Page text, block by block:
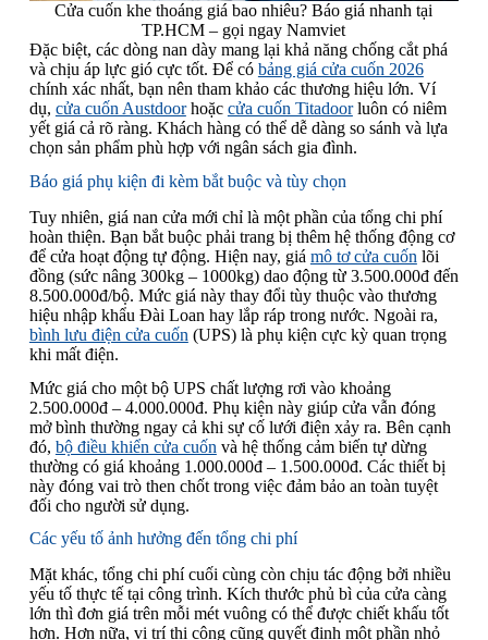
Cửa cuốn khe thoáng giá bao nhiêu? Báo giá nhanh tại
TP.HCM – gọi ngay Namviet
Đặc biệt, các dòng nan dày mang lại khả năng chống cắt phá
và chịu áp lực gió cực tốt. Để có bảng giá cửa cuốn 2026
chính xác nhất, bạn nên tham khảo các thương hiệu lớn. Ví
dụ, cửa cuốn Austdoorhoặc cửa cuốn Titadoorluôn có niêm
yết giá cả rõ ràng. Khách hàng có thể dễ dàng so sánh và lựa
chọn sản phẩm phù hợp với ngân sách gia đình.
Báo giá phụ kiện đi kèm bắt buộc và tùy chọn
Tuy nhiên, giá nan cửa mới chỉ là một phần của tổng chi phí
hoàn thiện. Bạn bắt buộc phải trang bị thêm hệ thống động cơ
để cửa hoạt động tự động. Hiện nay, giá mô tơ cửa cuốn lõi
đồng (sức nâng 300kg – 1000kg) dao động từ 3.500.000đ đến
8.500.000đ/bộ. Mức giá này thay đổi tùy thuộc vào thương
hiệu nhập khẩu Đài Loan hay lắp ráp trong nước. Ngoài ra,
bình lưu điện cửa cuốn (UPS) là phụ kiện cực kỳ quan trọng
khi mất điện.
Mức giá cho một bộ UPS chất lượng rơi vào khoảng
2.500.000đ – 4.000.000đ. Phụ kiện này giúp cửa vẫn đóng
mở bình thường ngay cả khi sự cố lưới điện xảy ra. Bên cạnh
đó, bộ điều khiển cửa cuốn và hệ thống cảm biến tự dừng
thường có giá khoảng 1.000.000đ – 1.500.000đ. Các thiết bị
này đóng vai trò then chốt trong việc đảm bảo an toàn tuyệt
đối cho người sử dụng.
Các yếu tố ảnh hưởng đến tổng chi phí
Mặt khác, tổng chi phí cuối cùng còn chịu tác động bởi nhiều
yếu tố thực tế tại công trình. Kích thước phủ bì của cửa càng
lớn thì đơn giá trên mỗi mét vuông có thể được chiết khấu tốt
hơn. Hơn nữa, vị trí thi công cũng quyết định một phần nhỏ